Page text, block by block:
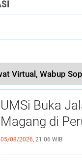
Virtual, Wabup
UMSi Buka
Magang di
05/08/2026, 21:06 WIB